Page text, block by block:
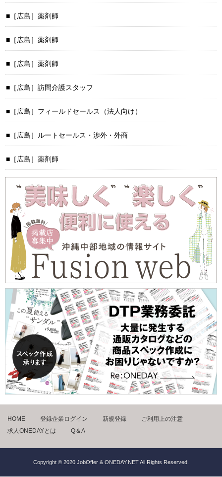
［広島］薬剤師
［広島］薬剤師
［広島］薬剤師
［広島］訪問介護スタッフ
［広島］フィールドセールス（法人向け）
［広島］ルートセールス・渉外・外商
［広島］薬剤師
HOME 登録企業ログイン 新規登録
ご利用上の注意
求人ONEDAYとは
Q＆A
Copyright © 2020 JobOffer & ONEDAY.NET All Rights Reserved.